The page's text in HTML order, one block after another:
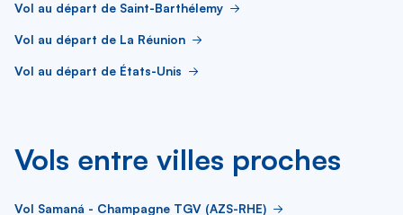
Vol au départ de Saint-Barthélemy
Vol au départ de La Réunion
Vol au départ de États-Unis
Vols entre villes proches
Vol Samaná - Champagne TGV (AZS-RHE)